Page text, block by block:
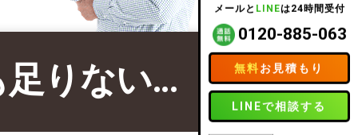
足りない…
メールと LINEは24時間受付
0120-885-063
無料お見積もり
LINEで相談する